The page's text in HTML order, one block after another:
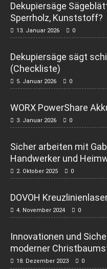
Dekupiersäge
Sperrholz, Kunststoff?
13. Januar 2026 0
Dekupiersäge sägt
(Checkliste)
5. Januar 2026 0
WORX PowerShare
3. Januar 2026 0
Sicher arbeiten mit
Handwerker und
2. Oktober 2025 0
DOVOH
4. November 2024 0
Innovationen und
moderner
18. Dezember 2023 0